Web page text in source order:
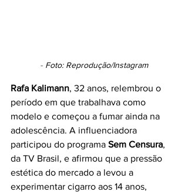
- Foto: Reprodução/Instagram
Rafa Kalimann, 32 anos, relembrou o
período em que trabalhava como
modelo e começou a fumar ainda na
adolescência. A influenciadora
participou do programa Sem Censura,
da TV Brasil, e afirmou que a pressão
estética do mercado a levou a
experimentar cigarro aos 14 anos,